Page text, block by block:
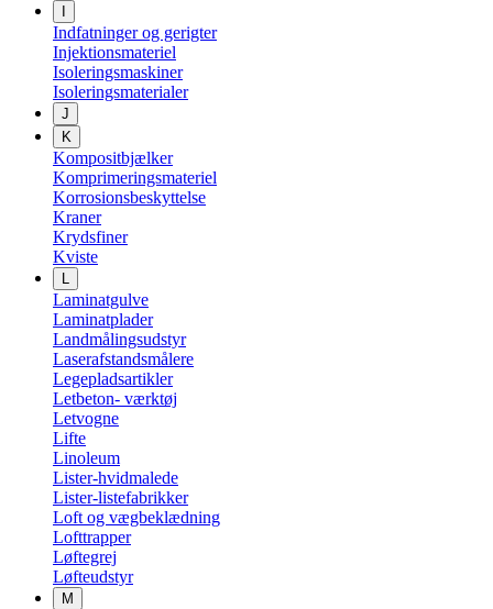
Indfatninger og gerigter
Injektionsmateriel
Isoleringsmaskiner
Isoleringsmaterialer
J
K
Kompositbjælker
Komprimeringsmateriel
Korrosionsbeskyttelse
Kraner
Krydsfiner
Kviste
L
Laminatgulve
Laminatplader
Landmålingsudstyr
Laserafstandsmålere
Legepladsartikler
Letbeton- værktøj
Letvogne
Lifte
Linoleum
Lister-hvidmalede
Lister-listefabrikker
Loft og vægbeklædning
Lofttrapper
Løftegrej
Løfteudstyr
M